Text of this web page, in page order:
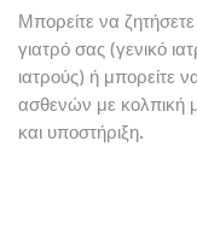
Μπορείτε να
γιατρό σας (γενικό
ιατρούς) ή μπορείτε
ασθενών με κολπική
και υποστήριξη.